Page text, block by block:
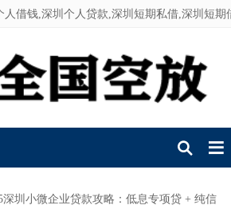
人借钱,深圳个人贷款,深圳短期私借,深圳短
联系我们
深圳小微企业贷款攻略：低息专项贷 + 纯信